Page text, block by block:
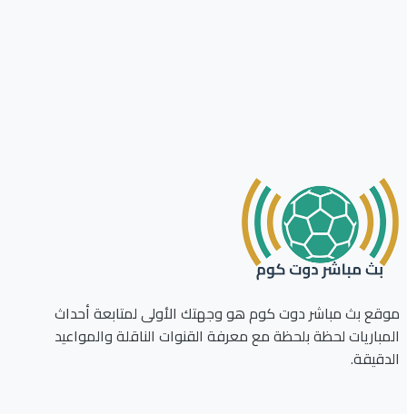
بث مباشر دوت كوم هو وجهتك الأولى لمتابعة أحداث
لحظة بلحظة مع معرفة القنوات الناقلة والمواعيد